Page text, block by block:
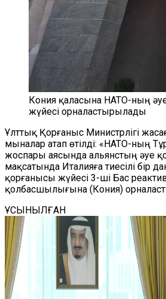
Кония қаласына НАТО-ның
жүйесі орналастырылады
Ұлттық Қорғаныс Министрлігі
мыналар атап өтілді: «НАТО-ның
жоспары аясында альянстың әуе
мақсатында Италияға тиесілі бір
қорғанысы жүйесі 3-ші Бас
қолбасшылығына (Кония)
ҰСЫНЫЛҒАН